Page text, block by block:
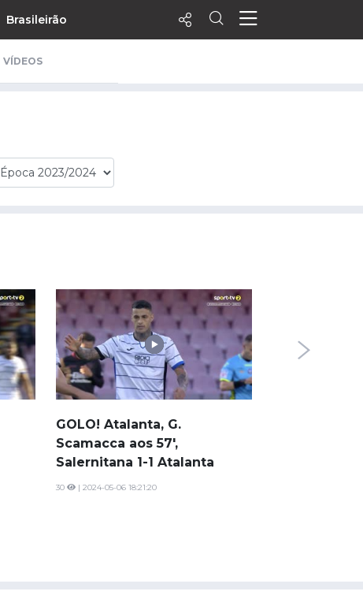
Brasileirão
PALPITES
VÍDEOS
GOLO! Atalanta, G.
Scamacca aos 57',
Salernitana 1-1 Atalanta
30 | 2024-05-06 18:21:20